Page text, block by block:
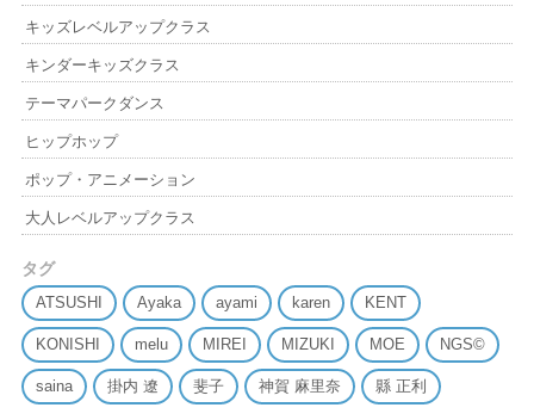
キッズレベルアップクラス
キンダーキッズクラス
テーマパークダンス
ヒップホップ
ポップ・アニメーション
大人レベルアップクラス
タグ
ATSUSHI Ayaka ayami karen KENT
KONISHI melu MIREI MIZUKI MOE NGS©
saina 掛内 遼 斐子 神賀 麻里奈 縣 正利